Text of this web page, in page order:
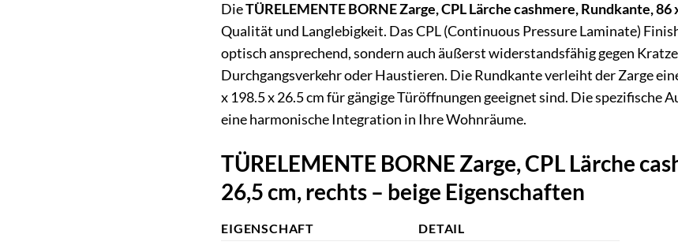
DieTÜRELEMENTE BORNE Zarge, CPL Lärche cashmere, Rundkante,
Qualität und Langlebigkeit. Das CPL (Continuous Pressure Laminate)
optisch ansprechend, sondern auch äußerst widerstandsfähig gegen
Durchgangsverkehr oder Haustieren. Die Rundkante verleiht der Zarge
x 198.5 x 26.5 cm für gängige Türöffnungen geeignet sind. Die spezifische
eine harmonische Integration in Ihre Wohnräume.
TÜRELEMENTE BORNE Zarge, CPL Lärche
26,5 cm, rechts – beige Eigenschaften
EIGENSCHAFT
DETAIL